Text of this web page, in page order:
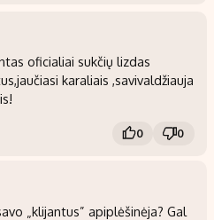
oficialiai sukčių lizdas
karaliais ,savivaldžiauja
0 0
„klijantus” apiplėšinėja? Gal